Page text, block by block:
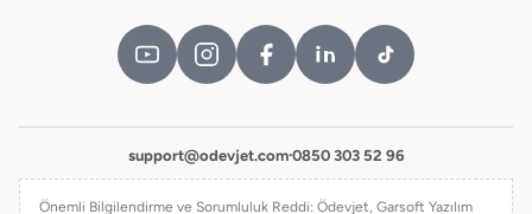
support@odevjet.com·0850 303 52 96
Önemli Bilgilendirme ve Sorumluluk Reddi: Ödevjet, Garsoft Yazılım